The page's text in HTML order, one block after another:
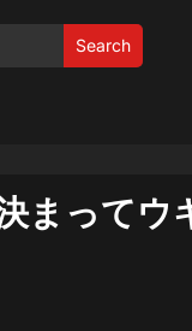
Search
まってウ